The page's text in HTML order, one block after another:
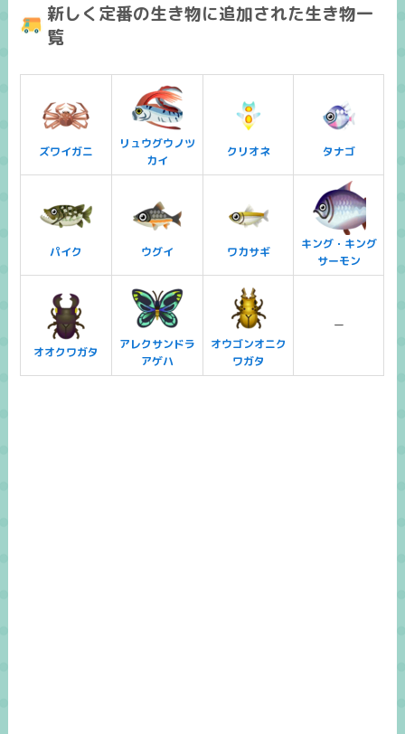
新しく定番の生き物に追加された生き物一
覧
ズワイガニ
リュウグウノツ
カイ
クリオネ タナゴ
パイク ウグイ ワカサギ
キング・キング
サーモン
オオクワガタ
アレクサンドラ
アゲハ
オウゴンオニク
ワガタ
ー